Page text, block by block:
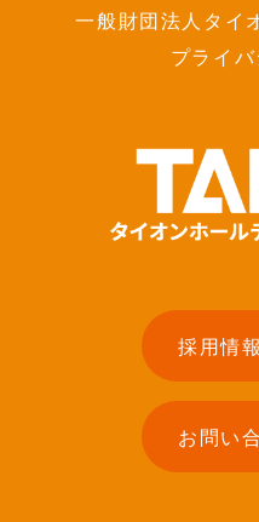
一般財団法人タイ
プライ
採用情報
お問い